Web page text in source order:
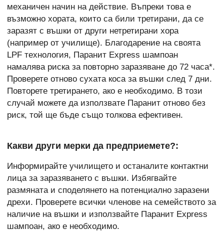
механичен начин на действие. Въпреки това е
възможно хората, които са били третирани, да се
заразят с въшки от други нетретирани хора
(например от училище). Благодарение на своята
LPF технология, Паранит Express шампоан
намалява риска за повторно заразяване до 72 часа*.
Проверете отново сухата коса за въшки след 7 дни.
Повторете третирането, ако е необходимо. В този
случай можете да използвате Паранит отново без
риск, той ще бъде също толкова ефективен.
Какви други мерки да предприемете?:
Информирайте училището и останалите контактни
лица за заразяването с въшки. Избягвайте
размяната и споделянето на потенциално заразени
дрехи. Проверете всички членове на семейството за
наличие на въшки и използвайте Паранит Express
шампоан, ако е необходимо.